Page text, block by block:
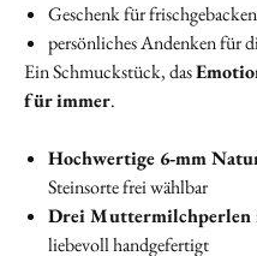
Geschenk für
persönliches Andenken für
Ein Schmuckstück, das
für immer.
Hochwertige 6‑mm
Steinsorte frei wählbar
Drei Muttermilchperlen
liebevoll handgefertigt